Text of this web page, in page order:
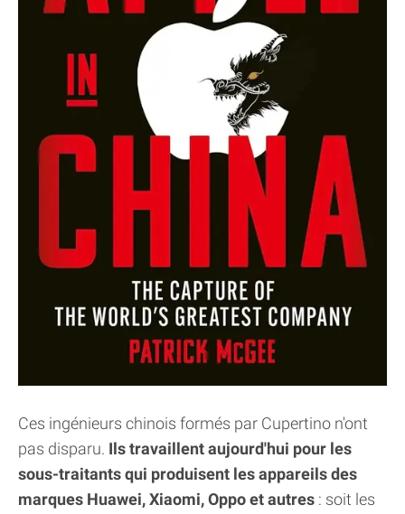
Ces ingénieurs chinois formés par Cupertino n'ont
pas disparu. Ils travaillent aujourd'hui pour les
sous-traitants qui produisent les appareils des
marques Huawei, Xiaomi, Oppo et autres : soit les